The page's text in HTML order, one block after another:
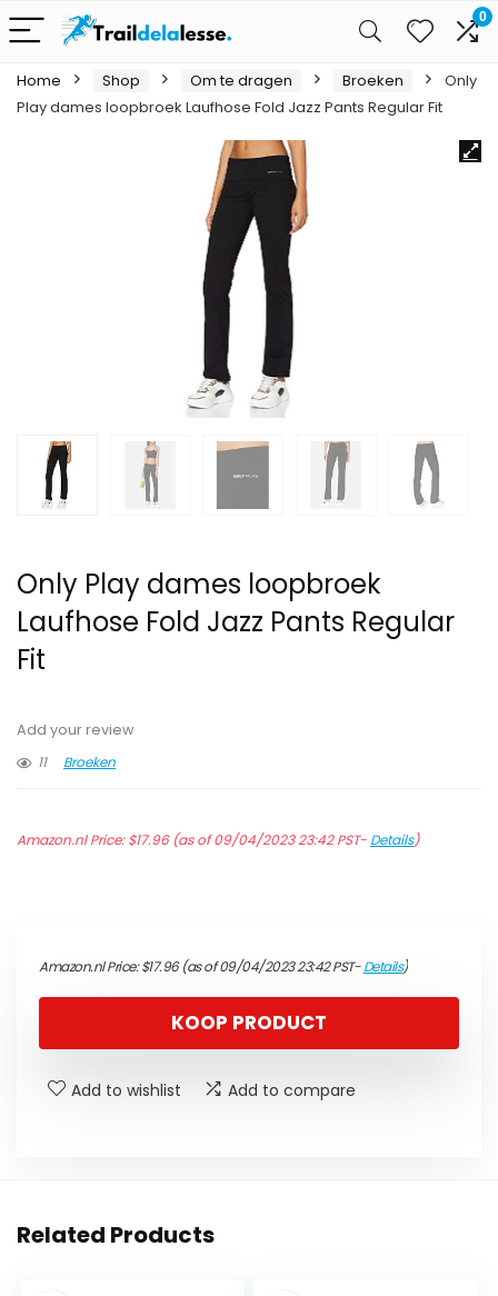
0
Home Shop Om te dragen Broeken
Only
Play dames loopbroek Laufhose Fold Jazz Pants Regular Fit
Only Play dames loopbroek
Laufhose Fold Jazz Pants Regular
Fit
Add your review
11
Broeken
Amazon.nl Price:$17.96(as of 09/04/2023 23:42 PST- Details)
Amazon.nl Price:$17.96(as of 09/04/2023 23:42 PST-Details)
KOOP PRODUCT
Add to wishlist Add to compare
Related Products